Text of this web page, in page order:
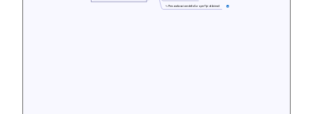
🐾 Personalizzazione della Cura per Tipi di Animali